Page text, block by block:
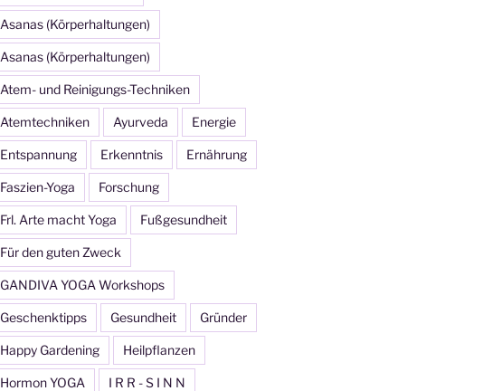
Asanas (Körperhaltungen)
Asanas (Körperhaltungen)
Atem- und Reinigungs-Techniken
Atemtechniken Ayurveda Energie
Entspannung Erkenntnis Ernährung
Faszien-Yoga Forschung
Frl. Arte macht Yoga Fußgesundheit
Für den guten Zweck
GANDIVA YOGA Workshops
Geschenktipps Gesundheit Gründer
Happy Gardening Heilpflanzen
Hormon YOGA I R R - S I N N